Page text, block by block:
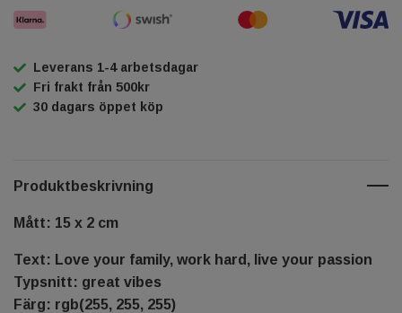
Leverans 1-4 arbetsdagar
Fri frakt från 500kr
30 dagars öppet köp
Produktbeskrivning
Mått: 15 x 2 cm
Text: Love your family, work hard, live your passion
Typsnitt: great vibes
Färg: rgb(255, 255, 255)